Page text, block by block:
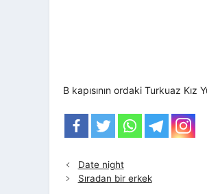
B kapısının ordaki Turkuaz
Date night
Sıradan bir erkek